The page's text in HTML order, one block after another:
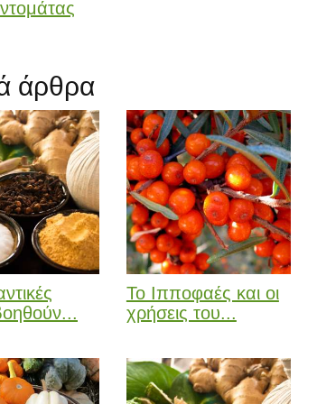
άρθρα
Το Ιπποφαές και οι
χρήσεις του...